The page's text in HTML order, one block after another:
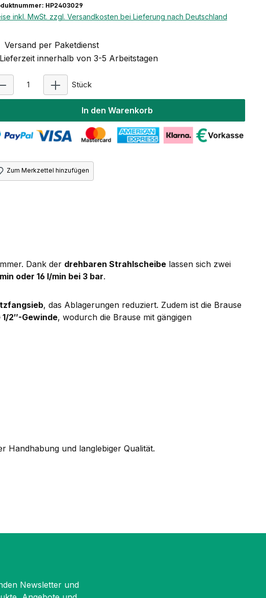
HP2403029
inkl. MwSt. zzgl. Versandkosten bei Lieferung nach Deutschland
Versand per Paketdienst
Lieferzeit innerhalb von 3-5 Arbeitstagen
Stück
In den Warenkorb
Zum Merkzettel hinzufügen
Dank der drehbaren Strahlscheibe lassen sich zwei
oder 16 l/min bei 3 bar.
, das Ablagerungen reduziert. Zudem ist die Brause
1/2″-Gewinde, wodurch die Brause mit gängigen
Handhabung und langlebiger Qualität.
Newsletter und